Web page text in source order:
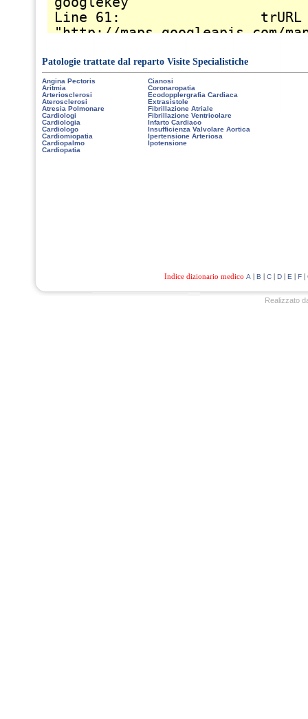
Patologie trattate dal reparto Visite Specialistiche
Angina Pectoris
Cianosi
Aritmia
Coronaropatia
Arteriosclerosi
Ecodopplergrafia Cardiaca
Aterosclerosi
Extrasistole
Atresia Polmonare
Fibrillazione Atriale
Cardiologi
Fibrillazione Ventricolare
Cardiologia
Infarto Cardiaco
Cardiologo
Insufficienza Valvolare Aortica
Cardiomiopatia
Ipertensione Arteriosa
Cardiopalmo
Ipotensione
Cardiopatia
Indice dizionario medico A | B | C| D| E | F|
Realizzato